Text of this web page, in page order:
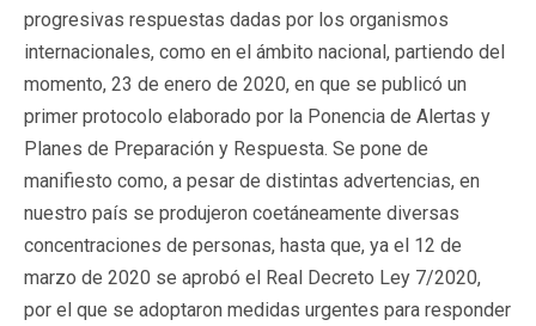
progresivas respuestas dadas por los organismos
internacionales, como en el ámbito nacional, partiendo del
momento, 23 de enero de 2020, en que se publicó un
primer protocolo elaborado por la Ponencia de Alertas y
Planes de Preparación y Respuesta. Se pone de
manifiesto como, a pesar de distintas advertencias, en
nuestro país se produjeron coetáneamente diversas
concentraciones de personas, hasta que, ya el 12 de
marzo de 2020 se aprobó el Real Decreto Ley 7/2020,
por el que se adoptaron medidas urgentes para responder